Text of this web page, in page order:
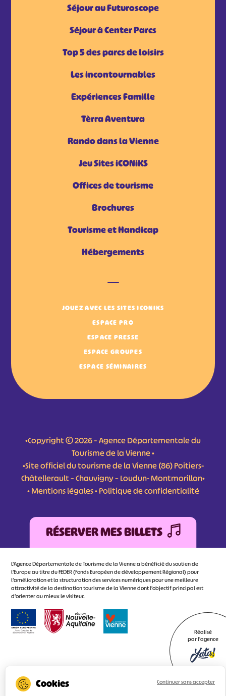
Séjour au Futuroscope
Séjour à Center Parcs
Top 5 des parcs de loisirs
Les incontournables
Expériences Famille
Tèrra Aventura
Rando dans la Vienne
Jeu Sites iCONiKS
Offices de tourisme
Brochures
Tourisme et Handicap
Hébergements
JOUEZ AVEC LES SITES ICONIKS
ESPACE PRO
ESPACE PRESSE
ESPACE GROUPES
ESPACE SÉMINAIRES
•Copyright © 2026 – Agence Départementale du
Tourisme de la Vienne •
•Site officiel du tourisme de la Vienne (86) Poitiers-
Châtellerault – Chauvigny – Loudun- Montmorillon•
•Mentions légales•Politique de confidentialité
RÉSERVER MES BILLETS
L'Agence Départementale de Tourisme de la Vienne a bénéficié du soutien de
l’Europe au titre du FEDER (Fonds Européen de développement Régional) pour
l’amélioration et la structuration des services numériques pour une meilleure
attractivité de la destination tourisme de la Vienne dont l’objectif principal est
d’orienter au mieux le visiteur.
Réalisé
par l'agence
Continuer sans accepter